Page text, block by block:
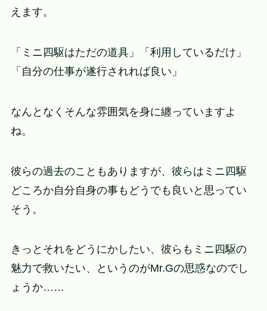
えます。
「ミニ四駆はただの道具」「利用しているだけ」
「自分の仕事が遂行されれば良い」
なんとなくそんな雰囲気を身に纏っていますよ
ね。
彼らの過去のこともありますが、彼らはミニ四駆
どころか自分自身の事もどうでも良いと思ってい
そう。
きっとそれをどうにかしたい、彼らもミニ四駆の
魅力で救いたい、というのがMr.Gの思惑なのでし
ょうか……